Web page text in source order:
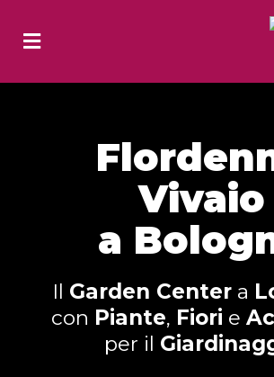
Vivaio
a
Il Garden Center a
con Piante, Fiori e
per il